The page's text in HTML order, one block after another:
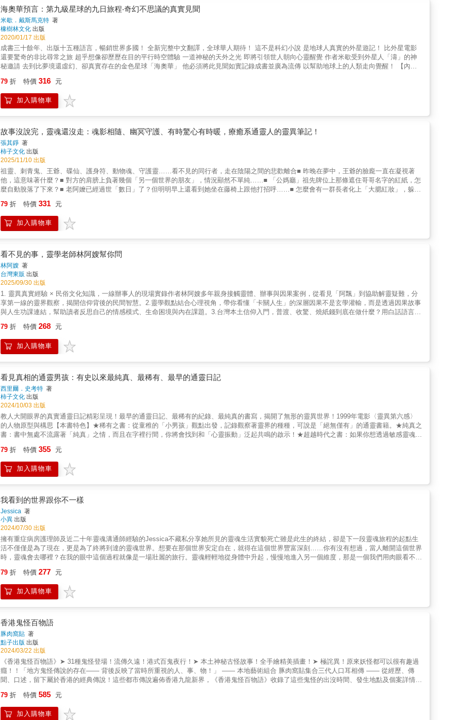
嗎？◆兩個曾經相識相愛的存在，到了來世會相遇並認出彼此嗎？◆靈界如何接待返回的靈？●靈能感受生前所愛之人對祂的思念嗎？●靈會在祭
祖時回來嗎？●把所有家族成員的骨灰聚集在同一個祖墳有意義嗎？●靈與靈能在肉身清醒時彼此交流嗎？●靈魂出竅是去到更高等的世界嗎？●人
在靈魂出竅時說的話有多少可信度？●進廟就哭、在神尊或神職人員前痙攣、跳舞……這些現象中，靈是否扮演著某種角色？●每個人都有守護靈
嗎？ ●守護靈自稱是某位大人物，確實是本人嗎？●向靈求財能成功嗎？應允的靈是善靈還是惡靈？ 卡戴克對靈的研究，讓全世界各地對
「靈」有不一樣的認識，也提醒我們用新的眼光看存在本身，以及我們自己的人生。人不是死後才成為靈，而是本質上就是靈。靈不是全知全能的
存在，而是處於不同發展階段的生命狀態，而每一次現世生命，都能幫助靈學習、成長與進化……重新認識「靈」，你會更理解自己的人生！
且慢，為什麼玻璃窗上沒有反射出她的身影？「我沒有騙人，我是真的看見了！」他只是個在大學裡教書的老師，也是電視新聞幕後製作團隊成
員，同時也是配音員、戲劇編劇、漫畫家，但他還有個特殊能力——從小就能看見無形的靈與魂，而且不僅能與無形交流互動，甚至能預知未來！
與生俱來的靈異體質，讓他的成長之路一路跌跌撞撞，甚至年少時曾有日日身陷極度恐懼的陰暗幽谷歲月，但因緣際會，也獲得了「另一世界」協
助的感恩事蹟，因而造就出與一般人全然不同的人生際遇。這從小到大不離高潮迭起、驚險萬分的氛圍，如實地呈現在每一篇故事中。這是一本描
述發生在人世間，人與鬼靈互動的生命故事！每一篇故事皆是真實的，來自生活周遭，無論是溫情充滿、曲折離奇，或是光怪陸離、恐怖驚人，都
是要引導你進入無邊無際的靈異世界，去看看真實的種種百樣人生，感受不同的生命滋味。明冥的界線中，遇到的是詭異離奇事件，也是一段段真
實人生的轉折；感受到的是驚懼的奇幻靈異，也是一場場撼動生命的真情！強力推薦李嗣涔 台灣大學榮譽教授黎清源 「鬼故事夜遊團」團長
海奧華預言：第九級星球的九日旅程‧奇幻不思議的真實見聞
米歇．戴斯馬克特 著
橡樹林文化 出版
2020/01/17 出版
成書三十餘年、出版十五種語言，暢銷世界多國！ 全新完整中文翻譯，全球華人期待！ 這不是科幻小說 是地球人真實的外星遊記！ 比外星電影
還要驚奇的非比尋常之旅 超乎想像卻歷歷在目的平行時空體驗 一道神秘的天外之光 即將引領世人朝向心靈醒覺 作者米歇受到外星人「濤」的神
秘邀請 去到比夢境還虛幻、卻真實存在的金色星球「海奧華」 他必須將此見聞如實記錄成書並廣為流傳 以幫助地球上的人類走向覺醒！ 【內容
前文明、因果報應、生命輪迴、基督來歷、黃種人起源、地軸變遷、金字塔的來源和用途、地球上的第一個人、平行宇宙&hellip;&hellip;等等的神
秘面紗，更闡明我們雖然身處看似進步的科技文明時代，但這些科學技術卻沒有成為人類靈性提升的助力、反而促使人們耽溺於金錢系統和物質世
界裡，從而缺少對生命的深度內省與靈性面向的發展，結果終將不可避免地走向末路&hellip;&hellip;。 然而，如同「濤」告訴米歇的，這本書不是
記」，若能反覆閱讀至少三遍，那麼心誠之人必能從米歇所捎回的訊息中找到「真相」。 「相信還不夠，你需要知道。」 對細心的讀者來說 書中
的每個句子都有可能為之打開嶄新世界！
79 折 特價 316 元
加入購物車
故事沒說完，靈魂還沒走：魂影相隨、幽冥守護、有時驚心有時暖，療癒系通靈人的靈異筆記！
張其錚 著
柿子文化 出版
2025/11/10 出版
祖靈、刺青鬼、王爺、碟仙、護身符、動物魂、守護靈……看不見的同行者，走在陰陽之間的悲歡離合■ 昨晚在夢中，王爺的臉龐一直在凝視著
他，這意味著什麼？■ 對方的肩膀上負著幾個「另一個世界的朋友」，情況顯然不單純……■ 「公媽廳」祖先牌位上那條遮住哥哥名字的紅紙，怎
麼自動脫落了下來？■ 老阿嬤已經過世「數日」了？但明明早上還看到她坐在藤椅上跟他打招呼……■ 怎麼會有一群長者化上「大腮紅妝」，躲在
■ 在深山遇到鬼打牆，竟有名貴小狗、小貓來帶路？■ 來到舉世聞名的大英博物館，除了歷史文物，竟然還有一些四處漂游的「人」……身為療癒
系通靈人，他看見的、聽到的，你絕對想像不到。這是神靈冥諸界都在變化的時代！這是生活中到處充滿靈與異的人世間！現實生活裡，每一處走
過的風景，每一道遇見的光，都躲在故事裡等我將他們喚醒……◆ 他們竟然沒來考試──原來其中三個人可能是被不明原因給「迷惑」了，整個星
過貼上後，第二天一早竟不翼而飛！他再寫，再貼，公告同樣在第二天清早完全消失，連貼上的痕跡都看不到。◆ 鬼撞牆讓我們回到原點，就在
此時，山坡上「滑下」一個會動的奇怪物體，聲響引起我們注意。透過前車燈照射，兩人定神一看──竟然是一隻小狗！◆ 他才剛將手伸出，忽聞
喝令一聲，抬頭張望，只見頭頂前方，兩個手持鍬鏟的礦工模樣形影，正對著他怒瞪，嚇得他倒退三步，臉色慘白。其實生活中到處都是靈與異，
無論好奇也好、能互動也罷，這是個「你越來越看得到」的時代！作者總結數十年來的靈動經驗，有諸多心得要與你分享——●會怕「阿飄」或體
質敏感朋友，對於古寺、古建築、古玩意兒多的場所，如果有「特殊感覺」，盡量在外頭拍拍照就好，你的「直覺判斷」非常重要。●不要用你主
觀的常識理解去認定一切，因為神靈與人認知間的距離有可能天差地遠。●只要不犯「人家」底線，對陽世間的人們幾乎不會有什麼明顯影響，有
時「人家」還會好心幫忙進行作業，不見得都是來搗蛋的。●到了「人家」的地方，不要大聲喧嘩、製造髒污或亂闖亂撞，以免招惹不必要風險，
增添麻煩！特別在某些極具歷史價值的寺院、古建物、王室宮殿這類場所，相當忌諱這種失格行為。●避開人多空間。很多人有誤解，以為「人多
陽氣盛」，那些「阿飄」必不敢靠近，這是錯誤觀念！這個時代，某些負面物質群聚，特性上反而更喜歡人多的場合。●無論白天黑夜，請避開暗
裡，絕對不是好選擇。●選擇旅居或觀光住房，應考慮明亮舒適，不建議住在地下室或半地下室的潮濕房間。當入住古堡或百年以上歷史建物，更
務必遵守業主或主人家規矩，不要亂來或惡搞。●勿因好奇或別人慫恿，就逕自報名參加探險、試膽或「猛鬼旅行團」，以免屆時帶回一堆「無形
朋友」與你「相知相守」一輩子，那可就後悔莫及囉。在此變動劇烈的時代，守好本心，做好本分，一切便都無由恐怖！
79 折 特價 331 元
加入購物車
看不見的事，靈學老師林阿嫂幫你問
林阿嫂 著
台灣東販 出版
2025/09/30 出版
1. 靈異真實經驗 × 民俗文化知識，一線辦事人的現場實錄作者林阿嫂多年親身接觸靈體、辦事與因果案例，從看見「阿飄」到協助解靈疑難，分
享第一線的靈界觀察，揭開信仰背後的民間智慧。2.靈學觀點結合心理視角，帶你看懂「卡關人生」的深層因果不是玄學灌輸，而是透過因果故事
與人生功課連結，幫助讀者反思自己的情感模式、生命困境與內在課題。3.台灣本土信仰入門，普渡、收驚、燒紙錢到底在做什麼？用白話語言解
不能拜拜？雙修可以成佛？作者以靈學視角逐一破解，拆解常見禁忌背後的成因與誤解。5.給半信半疑的你，一本寫給「看不見但感覺得到」的導
讀書本書平衡理性與靈性，適合不盲信、也不排斥靈學與民俗文化的讀者，從靈異入門到自我釐清，走出一條理解命運與因果的實用路徑。☆☆☆
台北子龍廟 誠心推薦☆☆☆隨書附贈「靈願天燈」※你是否也曾有過這樣的疑問——夢裡，過世的親人忽然回到家門前；現實中，走進某些地方
身體就會不舒服，卻常被大人誤認為裝神弄鬼。直到婚後與先生一同協助宮廟事務，她才逐漸理解民間信仰背後的文化邏輯與能量流動。某次靜坐
中，她意外開啟了靈界感知，看見了因果在人生中的痕跡。她領悟到：「靈學，不是迷信，而是理解那些『看不見的因』。」從此，她成為「靈界
翻譯員」，穿梭於人與靈、陰與陽、今生與前世之間，協助人們找到答案。※這本書談的，不是迷信它不是玄學說教，也不是單純的鬼故事，而是
一部結合靈學經驗、民俗觀察與心理視角的靈性文化導讀。書中你將看見：• 靈魂離世後的旅程，以及靈體與神明的存在；• 普渡、收驚、祭祖等
儀式，在靈界真實運作的模樣；• 「為什麼我總是不順」背後，可能的心理與因果；• 民間禁忌的重新解讀，幫助你不再盲從，也能理解傳統智
慧。這是一本寫給「雖然看不見卻真切感受到」的人，一本幫助你理解靈界邏輯，也看清自己人生功課的靈學筆記。※信仰除了庇佑，更是心靈的
陪伴林阿嫂在書中想跟大家分享：這不只是一本談靈界的書，更是一面心靈之鏡，幫助你分辨什麼該抓緊，什麼該放下。無論前路多漫長或艱難，
神佛與真心的人，始終會在你身邊，陪你走下去。透過書中的文字，你可以看清自己的心，理解周遭的人事因果，也提醒你什麼該抓、什麼該放。
不論路途多漫長或艱難，神佛與真心的人一直都在，陪你走下去。以下書中內容的節錄，願它們在你心裡留下一點光，給你力量，也給你思考的方
己的習慣，靈魂也是。有些人壓力大會暴吃，有些人會把自己封閉起來不跟人交流。而對曾經自殺過的靈魂來說，如果前世在痛苦中選擇了結束生
命，這一世也很容易出現一樣的念頭。恐懼、絕望、無力……這些情緒，很多人都曾有過。只是有些人懂得求救，有些人選擇隱藏，而有些人，就
直接走到盡頭去了，但反過來說，只要這一世選擇撐過去，靈魂也會變得更堅強。你痛，靈魂會記得，但撐過去，靈魂也會長出新的力量，靈魂不
請你不要責怪自己，那不是你不夠堅強，也不是你的錯。是靈魂走過的路，留下了記憶、留下了習慣，有時候不小心，就又被拉回去。但這一世，
我們可以練習，選擇一條不一樣的路，就算腳步很慢、就算中間會痛，還是值得試一試。只要你願意撐住，願意再多走幾步，那些藏在靈魂裡的
痛，就會慢慢轉變成新的力量。請記住，能活下來，就是一件很了不起的事。這一世，我們不求完美，只求活著跨過去。讓靈魂在這一次，重新長
出希望。【也要神，也要人】我經常在網路上分享前世因果的故事，也見證過不少神蹟，但說真的，我有時也會擔心，有些人會過度迷信，以為只
要虔誠拜神，就能避開所有災難和病痛，結果卻忽視了眼前該處理的問題，反而讓事情變得更嚴重......就像我那位朋友，錯失了治療的黃金時機，
最終留下無法挽回的遺憾。所以大家覺得身體有問題，就是要先去看醫生。該檢查就檢查，該治療就治療，實在沒辦法了，再來找靈學的幫忙也不
遲。這就是我常說的：「也要神，也要人。」神明會給我們指引沒錯，但路怎麼走，還是要靠自己去決定。祂們會在前方點亮燈、給我們面對困難
棍」假借神佛之名騙財，但也有許多正信的廟宇在引導信徒走向善果，大家要睜大眼睛，選擇正信的信仰。記住，欺騙他人，讓他人受苦，這種行
為既違背良心，也損害自身福報，希望大家能在信仰路上清醒辨別，不要被人牽著鼻子走，活出自己的平安和自在。【神佛都在聆聽】我們也可以
藉由神佛的慈悲，把心中的悲痛都訴說出來。我很推薦大家，可以到大廟，向神佛傾訴我們的難過，像是觀世音菩薩、媽祖，都是很好的傾訴對
我們帶來安慰與力量。只要我們願意，神佛的庇佑與陪伴一直都在。
79 折 特價 268 元
加入購物車
看見真相的通靈男孩：有史以來最純真、最稀有、最早的通靈日記
西里爾．史考特 著
柿子文化 出版
2024/10/03 出版
教人大開眼界的真實通靈日記精彩呈現！最早的通靈日記、最稀有的紀錄、最純真的書寫，揭開了無形的靈異世界！1999年電影〈靈異第六感〉
的人物原型與構思【本書特色】★稀有之書：從童稚的「小男孩」觀點出發，記錄觀察著靈界的種種，可說是「絕無僅有」的通靈書籍。★純真之
書：書中無處不流露著「純真」之情，而且在字裡行間，你將會找到和「心靈振動」泛起共鳴的啟示！★超越時代之書：如果你想透過敏感靈魂的
里爾．史考特所作的註解，亦隨文呈現以利讀者閱覽。中文版編者則全面針對通靈與靈異部分，做了隨文的編後語，進一步說明日記中所遇到的靈
異現象，以供讀者做進一步思考。我的話似乎讓她嚇了一跳，她說：告訴你，小男孩。我說：什麼事，鹽小姐？她說：我發誓，我相信你有通靈
眼……一個來自英國19世紀維多利亞時代的小男孩，他生來即賦有通靈的能力，能看見靈光和靈魂，能看見人身上死亡與疾病的顏色，能感應一
天賦在其中一一地展現了出來。時而天真，時而富有洞察力，時而有趣又感人，小男孩在日記中，完全地呈現出早熟且極其令人信服的筆調描述，
是通靈界中難得、純真且有趣的真實記錄！在無意間揭開了另一世界的真相……全球唯一一本從小孩子的觀點來記錄的真實通靈書！這是小男孩的
單純日記記錄，他一開始並不知道自己的所見所聞，人體外圍顏色多變的光圈、死去的爺爺出現眼前、樹木裡的古老精靈……直到後來，他才知道
自己看見的、聽見的、感受到的，竟是另一個不為人知的世界，這些總總他都在日記中如實的紀錄下來：‧我一直知道爸爸的肝有問題，因為他的
光芒很混濁。‧那天晚上我又看見耶穌了，他站在我的床尾對我微笑。他的光芒都是金色、粉紅色、藍色、綠色和黃色，美麗的像窗外的彩虹一
樣。‧我看到去世的威利舅舅坐在爸爸的椅子上對我微笑。‧我想知道爸爸頭上為什麼有很多顏色跟毛茛花一樣黃的圈圈，而媽媽的是藍色圈圈，不
過有時候當她緊緊抱住我時會變成粉紅色的。‧有一種像是螃蟹的東西跟著她，看起來很可怕，令我毛骨悚然。‧我們剛喝完茶之後，我看到四個跟
我童話故事書裡一樣的小精靈，他們盯著我們好一陣子。‧我有點兒想爺爺，於是突然間，我看到他坐在我的床尾，他微笑著祝我生日快樂。‧我不
知道珍妮怎麼了，但至少我可以想像，因為我有一種感覺，她戀愛了。她的光芒也不一樣了，變得更粉紅。‧我看到雲端上的東西長得好邪惡，就
共同探討的興致，讓他們突破宗教的束縛與大眾的一般認知，明白到：‧每個人死後的天堂世界其實都不一樣！‧亡靈的狀態其實會受到活在人世間
親屬的情緒影響。‧人類靈體會依據生命體的不同情況而散發出不同強度、不同顏色的輝光。‧人並非不是世界上唯一有靈性生命的存在，在肉眼所
看不到的層層空間中，其實存在著不同的靈性生命。‧小男孩看到的耶穌，其實是累世教導他的高層生命，而他的另一位「兄長」則是位「喇
馬上掌握所有關於靈魂的知識，生前原有的信仰和成見都還是保留於心，影響信念。‧任何靈魂或高靈也會受自然法則所約束，不是想要出現便能
夠出現……純真男孩真性情的靈界紀錄，教人嘴角不得不上揚的童真世界！這本日記可愛又幽默，讓讀者情不自禁地向這位敏感的小男孩靠攏。藉
由這個男孩的敘述與形容，我們對他周圍成年人的各種尷尬和虛偽表現，在翻閱之餘，不自禁地會展現出心領神會的微笑。而生活在令人窒息、墨
守成規的文化中，尤其面對傳統固執的母親，這個小男孩在這樣的環境裡，試圖理解他周圍大多數成年人與真理之間的奇怪關係，從中努力建立起
自己與上帝和耶穌的關係，並努力維護自己的個性，這些過程都相當讓人感動，也使得這本書成了一本激勵人心的書。讓人絕對信服的口吻與筆
調，我們確信這本日記是來自一個天真、浪漫、易感動、富同情心、身體還不太好的小男孩手筆。
79 折 特價 355 元
加入購物車
我看到的世界跟你不一樣
Jessica 著
小異 出版
2024/07/30 出版
擁有重症病房護理師及近二十年靈魂溝通師經驗的Jessica不藏私分享她所見的靈魂生活實貌死亡雖是此生的終結，卻是下一段靈魂旅程的起點生
活不僅僅是為了現在，更是為了終將到達的靈魂世界。想要在那個世界安定自在，就得在這個世界豐富深刻……你有沒有想過，當人離開這個世界
時，靈魂會去哪裡？在我的眼中這個過程就像是一場壯麗的旅行。靈魂輕輕地從身體中升起，慢慢地進入另一個維度，那是一個我們用肉眼看不見
能夠見證那些關於離別和突然逝去的深刻故事。從重症病房的護理人員到靈界的祕密探索者，她的生活充滿了各種不可思議。透過她的眼睛，將帶
領讀者進入不為人知的靈界一窺究竟。這些靈魂溝通故事裡傳遞的愛、遺憾、希望和恐懼，都是每個人可能會有的情感。生活中的每一次相遇和分
離，每一個決定和選擇，都在我們的靈魂中留下獨特的印記。通過理解靈魂的經歷，將使我們更加珍惜當下，並追尋更有意義的生活。華文
疑。雖然科學家無法證實靈魂的存在，但她以科學般嚴謹的態度和實事求是的方法，讓我見識到了一個全新的世界。當得知她會靈魂溝通時，我滿
懷好奇地請她幫我與已故的奶奶溝通。我原以為靈魂溝通需要一些特殊儀式，或是穿上特別的道袍。事實上她只是平靜地坐在我面前，開始述說一
些只有我和奶奶知道的細節，例如奶奶女霸主的個性、她愛抽的黃長壽香菸，還有我們之間珍貴的互動。更令人驚訝的是，她甚至提到了我從未聽
過的事，例如奶奶最喜愛的加熱紹興酒，之後我還和家人求證了確有此事。這次經歷讓我深信靈魂溝通的真實性，也讓我對她的能力感到由衷敬
佩。二〇一九年我們合作成立了「靈魂事務所」工作室，以科學的方式進行靈魂溝通，為那些面對死亡或思念離世親人的朋友們提供一個非迷信的
管道。這讓我們可以更健康地面對生死，珍惜當下的生活。這本書是她多年來與靈魂溝通的結晶，她以科學的精神和真誠的心意，為我們打開一扇
通向未知世界的門，使我們能更加深刻地理解生命與死亡的意義。希望這本書能為大家帶來平靜與力量，不再畏懼死亡，而是以更豁達的心態，去
迎接每一天的到來。──「靈魂事務所」催眠培訓師 Larry現代人對於死亡世界的探索少到不可思議，多半依靠宗教解決。我相信水瓶世紀會逐漸幫
世界解開這個謎。Jessica的第一手靈界經驗，是獻給新世紀的美麗伴手禮。──Dreamhub Ventures合夥人 黃世嘉
79 折 特價 277 元
加入購物車
香港鬼怪百物語
豚肉窩貼 著
點子出版 出版
2024/03/22 出版
《香港鬼怪百物語》➤ 31種鬼怪登場！流傳久遠！港式百鬼夜行！➤ 本土神秘古怪故事！全手繪精美插畫！➤ 極詫異！原來妖怪都可以很有趣過
癮！！「地方鬼怪傳說的存在—— 背後反映了當時所重視的人、事、物！」 —— 本地藝術組合 豚肉窩貼集合三代人口耳相傳 —— 從經歷、傳
聞、口述，留下屬於香港的經典傳說！這些都市傳說遍佈香港九龍新界，《香港鬼怪百物語》收錄了這些鬼怪的出沒時間、發生地點及個案詳情。
學都無法印證的眼前事實 ⧆【 九 龍 圖 鑑 】01 深水埗殺人𨋢／02 觀音廟蓮花雲／03 九龍寨城臘腸飯／04 內河橋馬姐／05 問路旗袍女／ 06 藍
田水妖／07 藍田彩龍／08 秀茂坪地藏王／09 秀茂坪泥母子／10 金茂坪戲院【 香 港 島 圖 鑑 】11 旭龢大廈／12 瀑布灣無臉女鬼／13 華富邨石
棺／14 華富邨UFO／15 薄扶林李靈仙姐／16 薄扶林村舞火龍／17 屈地站／18 兵頭花園石獸／19 天台遊樂場／20 銅鑼灣狐仙／21 虎豹別墅孤
79 折 特價 585 元
加入購物車